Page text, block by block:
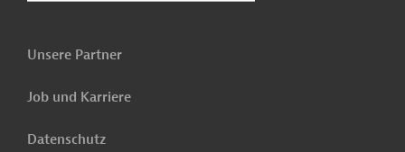
Unsere Partner
Job und Karriere
Datenschutz